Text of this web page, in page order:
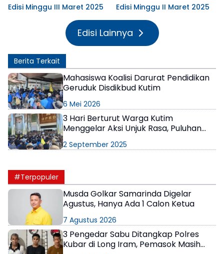
Edisi Minggu III Maret 2025 Edisi Minggu II Maret 2025
Edisi Lainnya
Berita Terkait
Mahasiswa Koalisi Darurat Pendidikan
Geruduk Disdikbud Kutim
6 Mei 2026
3 Hari Berturut Warga Kutim
Menggelar Aksi Unjuk Rasa, Puluhan
2 September 2025
#Terpopuler
Musda Golkar Samarinda Digelar
Agustus, Hanya Ada 1 Calon Ketua
7 Agustus 2026
3 Pengedar Sabu Ditangkap Polres
Kubar di Long Iram, Pemasok Masih